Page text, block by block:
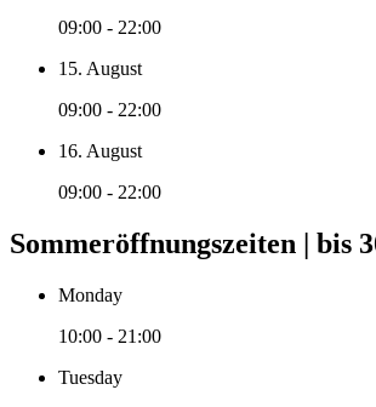
09:00 - 22:00
15. August
09:00 - 22:00
16. August
09:00 - 22:00
Sommeröffnungszeiten | bis
Monday
10:00 - 21:00
Tuesday